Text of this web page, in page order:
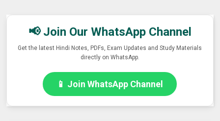
📢 Join Our WhatsApp Channel
Get the latest Hindi Notes, PDFs, Exam Updates and Study Materials
directly on WhatsApp.
📱 Join WhatsApp Channel